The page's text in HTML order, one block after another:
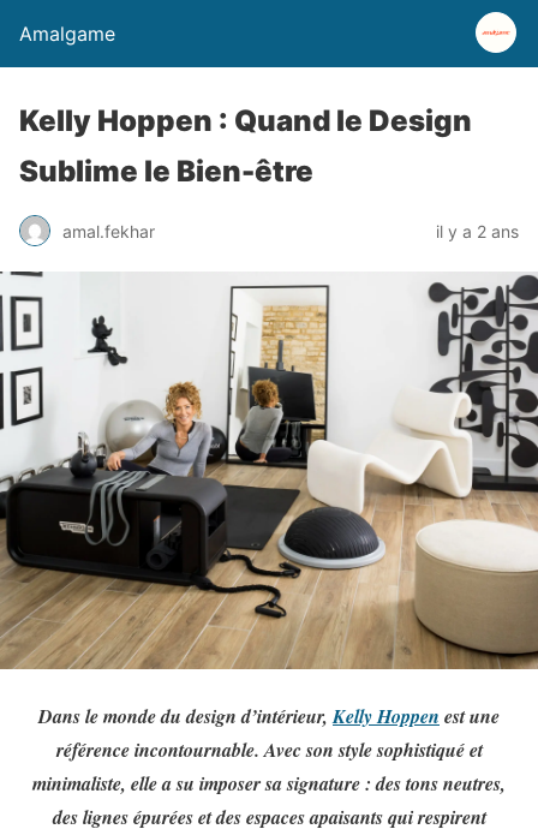
Amalgame
Kelly Hoppen : Quand le Design
Sublime le Bien-être
amal.fekhar il y a 2 ans
Dans le monde du design d’intérieur,Kelly Hoppen est une
référence incontournable. Avec son style sophistiqué et
minimaliste, elle a su imposer sa signature : des tons neutres,
des lignes épurées et des espaces apaisants qui respirent